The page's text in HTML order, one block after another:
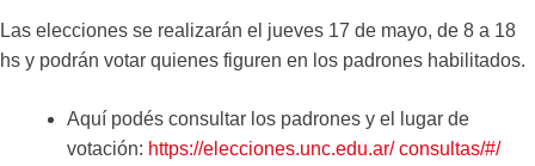
Las elecciones se realizarán el jueves 17 de mayo, de 8 a 18
hs y podrán votar quienes figuren en los padrones habilitados.
Aquí podés consultar los padrones y el lugar de
votación: https://elecciones.unc.edu.ar/ consultas/#/